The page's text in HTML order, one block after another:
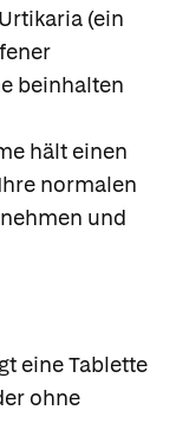
(ein
beinhalten
hält einen
normalen
und
eine Tablette
ohne